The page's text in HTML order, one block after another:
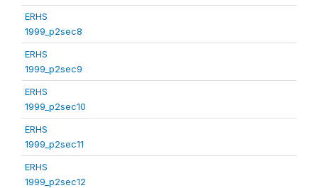
ERHS
1999_p2sec8
ERHS
1999_p2sec9
ERHS
1999_p2sec10
ERHS
1999_p2sec11
ERHS
1999_p2sec12